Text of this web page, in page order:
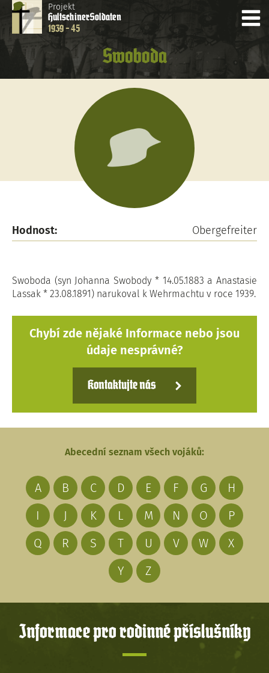
Projekt
HultschinerSoldaten
1939 - 45
Swoboda
Hodnost: Obergefreiter
Swoboda (syn Johanna Swobody * 14.05.1883 a Anastasie
Lassak * 23.08.1891) narukoval k Wehrmachtu v roce 1939.
Chybí zde nějaké Informace nebo jsou
údaje nesprávné?
Kontaktujte nás
Abecední seznam všech vojáků:
A B C D E F G
H
I
J K L M N O
P
Q
R S T U V W
X
Y
Z
Informace pro rodinné příslušníky